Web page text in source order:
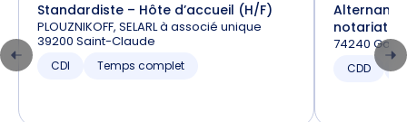
Standardiste – Hôte d’accueil (H/F)
PLOUZNIKOFF, SELARL à associé unique
39200 Saint-Claude
CDI Temps complet
notariat
74240
CDD